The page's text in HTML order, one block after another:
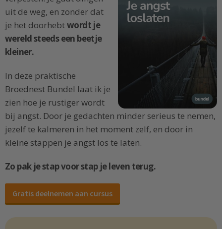
uit de weg, en zonder dat
je het doorhebtwordt je
wereld steeds een beetje
kleiner.
In deze praktische
Broednest Bundel laat ik je
zien hoe je rustiger wordt
bij angst. Door je gedachten minder serieus te nemen,
jezelf te kalmeren in het moment zelf, en door in
kleine stappen je angst los te laten.
Zo pak je stap voor stap je leven terug.
Gratis deelnemen aan cursus